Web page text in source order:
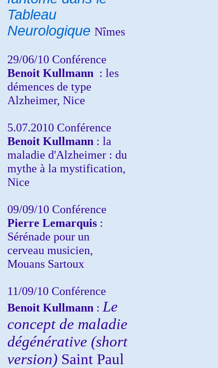
Tableau
Neurologique Nîmes
29/06/10 Conférence
Benoit Kullmann : les
démences de type
Alzheimer, Nice
5.07.2010 Conférence
Benoit Kullmann : la
maladie d'Alzheimer : du
mythe à la mystification,
Nice
09/09/10 Conférence
Pierre Lemarquis :
Sérénade pour un
cerveau musicien,
Mouans Sartoux
11/09/10 Conférence
Benoit Kullmann : Le
concept de maladie
dégénérative (short
version) Saint Paul